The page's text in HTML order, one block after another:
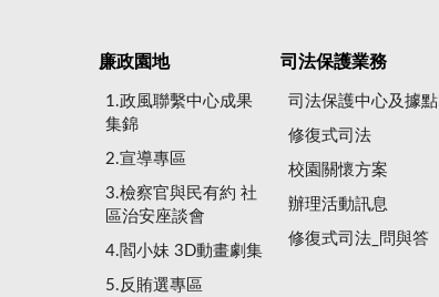
廉政園地
1.政風聯繫中心成果
集錦
2.宣導專區
3.檢察官與民有約 社
區治安座談會
4.閻小妹 3D動畫劇集
5.反賄選專區
司法保護業務
司法保護中心及據點
修復式司法
校園關懷方案
辦理活動訊息
修復式司法_問與答